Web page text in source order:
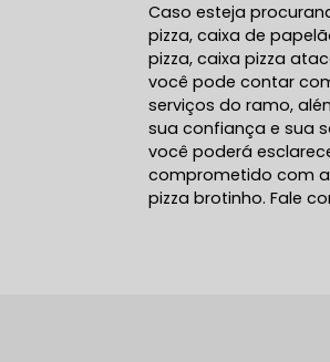
Caso esteja
pizza, caixa de
pizza, caixa pizza
você pode contar
serviços do ramo,
sua confiança e sua
você poderá
comprometido com
pizza brotinho. Fale